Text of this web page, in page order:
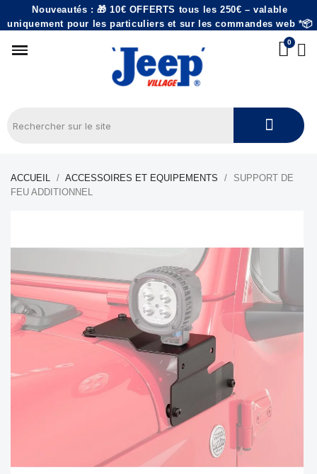
Nouveautés : 🎁 10€ OFFERTS tous les 250€ – valable
uniquement pour les particuliers et sur les commandes web *📦
ACCUEIL ACCESSOIRES ET EQUIPEMENTS
SUPPORT DE
FEU ADDITIONNEL